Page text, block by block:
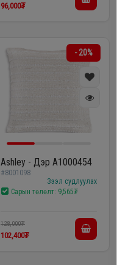
96,000₮
- 20%
Ashley - Дэр A1000454
#8001098
Зээл судлуулах
Сарын төлөлт: 9,565₮
128,000₮
102,400₮